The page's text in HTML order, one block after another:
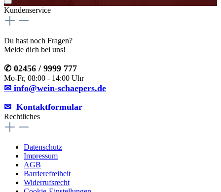
Kundenservice
Du hast noch Fragen?
Melde dich bei uns!
✆ 02456 / 9999 777
Mo-Fr, 08:00 - 14:00 Uhr
✉ info@wein-schaepers.de
✉︎ Kontaktformular
Rechtliches
Datenschutz
Impressum
AGB
Barrierefreiheit
Widerrufsrecht